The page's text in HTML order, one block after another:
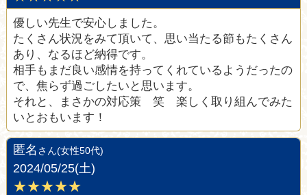
優しい先生で安心しました。
たくさん状況をみて頂いて、思い当たる節もたくさん
あり、なるほど納得です。
相手もまだ良い感情を持ってくれているようだったの
で、焦らず過ごしたいと思います。
それと、まさかの対応策 笑 楽しく取り組んでみた
いとおもいます！
匿名 さん(女性50代)
2024/05/25(土)
★★★★★